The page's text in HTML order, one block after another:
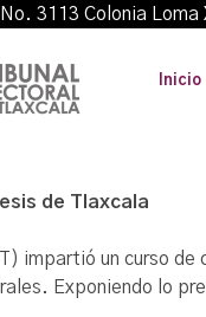
No. 3113 Colonia
Inicio
de Tlaxcala
impartió un curso
Exponiendo lo